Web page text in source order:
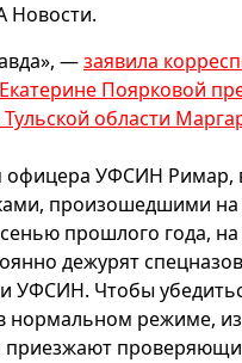
Новости.
—заявила
Поярковой
области
офицера УФСИН Римар,
произошедшими на
прошлого года,
дежурят
УФСИН. Чтобы
нормальном режиме,
приезжают